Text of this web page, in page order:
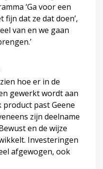
‘Ga voor een
fijn dat ze dat doen’,
van en we gaan
hoe er in de
gewerkt wordt aan
past Geene
zijn deelname
en de wijze
Investeringen
afgewogen, ook